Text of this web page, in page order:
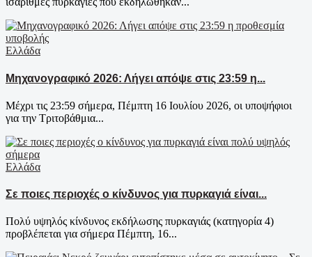
Ελλάδα
Μηχανογραφικό 2026: Λήγει απόψε στις 23:59 η...
Μέχρι τις 23:59 σήμερα, Πέμπτη 16 Ιουλίου 2026, οι υποψήφιοι
για την Τριτοβάθμια...
Ελλάδα
Σε ποιες περιοχές ο κίνδυνος για πυρκαγιά είναι...
Πολύ υψηλός κίνδυνος εκδήλωσης πυρκαγιάς (κατηγορία 4)
προβλέπεται για σήμερα Πέμπτη, 16...